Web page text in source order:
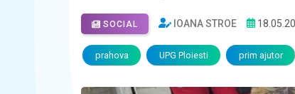
SOCIAL IOANA STROE
prahova UPG Ploiesti prim ajutor